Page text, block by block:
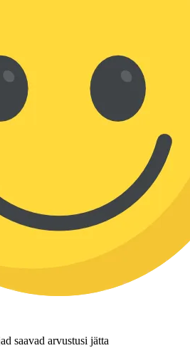
saavad arvustusi jätta